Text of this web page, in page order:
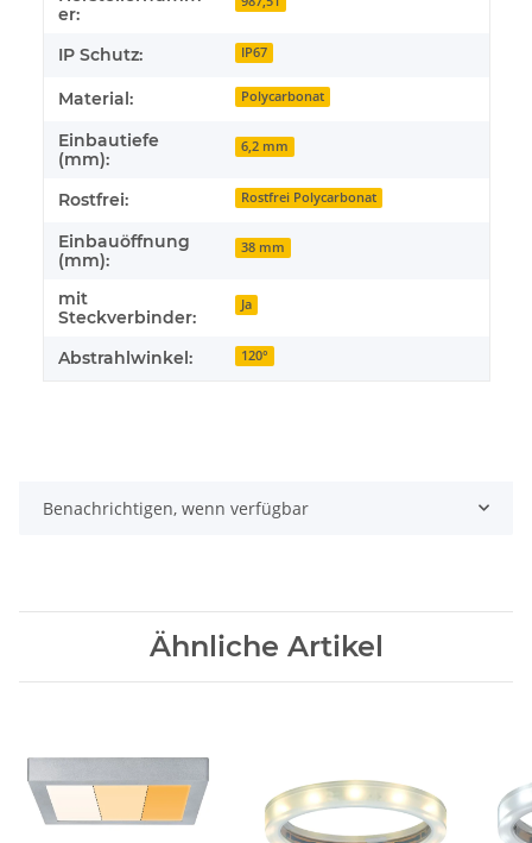
er:
IP Schutz: IP67
Material: Polycarbonat
Einbautiefe
(mm):
6,2 mm
Rostfrei: Rostfrei Polycarbonat
Einbauöffnung
(mm):
38 mm
mit
Steckverbinder:
Ja
Abstrahlwinkel: 120°
Benachrichtigen, wenn verfügbar
Ähnliche Artikel